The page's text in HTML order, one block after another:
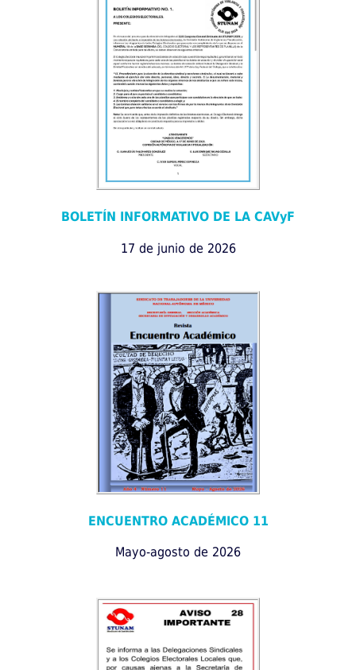
BOLETÍN INFORMATIVO DE LA CAVyF
17 de junio de 2026
ENCUENTRO ACADÉMICO 11
Mayo-agosto de 2026